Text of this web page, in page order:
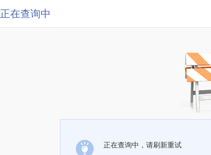
正在查询中
正在查询中，请刷新重试